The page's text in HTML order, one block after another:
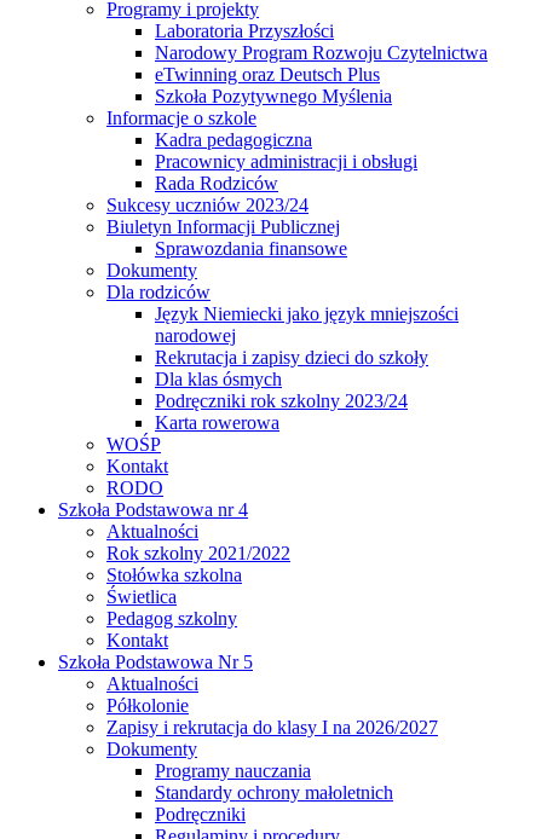
Programy i projekty
Laboratoria Przyszłości
Narodowy Program Rozwoju Czytelnictwa
eTwinning oraz Deutsch Plus
Szkoła Pozytywnego Myślenia
Informacje o szkole
Kadra pedagogiczna
Pracownicy administracji i obsługi
Rada Rodziców
Sukcesy uczniów 2023/24
Biuletyn Informacji Publicznej
Sprawozdania finansowe
Dokumenty
Dla rodziców
Język Niemiecki jako język mniejszości
narodowej
Rekrutacja i zapisy dzieci do szkoły
Dla klas ósmych
Podręczniki rok szkolny 2023/24
Karta rowerowa
WOŚP
Kontakt
RODO
Szkoła Podstawowa nr 4
Aktualności
Rok szkolny 2021/2022
Stołówka szkolna
Świetlica
Pedagog szkolny
Kontakt
Szkoła Podstawowa Nr 5
Aktualności
Półkolonie
Zapisy i rekrutacja do klasy I na 2026/2027
Dokumenty
Programy nauczania
Standardy ochrony małoletnich
Podręczniki